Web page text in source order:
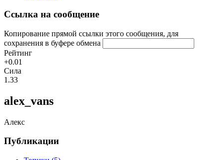
Ссылка на сообщение
Копирование прямой ссылки этого сообщения, для
сохранения в буфере обмена
Рейтинг
+0.01
Сила
1.33
alex_vans
Алекс
Публикации